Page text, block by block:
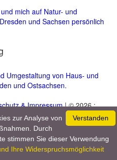
mich auf Natur- und
und Sachsen persönlich
Umgestaltung von Haus- und
und Ostsachsen.
& Impressum| © 2026 :
Verstanden
zur Analyse von
Durch
stimmen Sie dieser Verwendung
Ihre Widerspruchsmöglichkeit